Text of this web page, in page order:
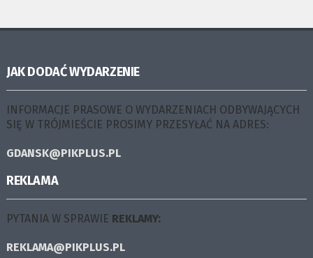
JAK DODAĆ WYDARZENIE
INFORMACJE PRASOWE O WYDARZENIACH ODBYWAJĄCYCH
SIĘ W TRÓJMIEŚCIE PROSIMY PRZESYŁAĆ NA ADRES:
GDANSK@PIKPLUS.PL
REKLAMA
PYTANIA W SPRAWIE REKLAMY:
REKLAMA@PIKPLUS.PL